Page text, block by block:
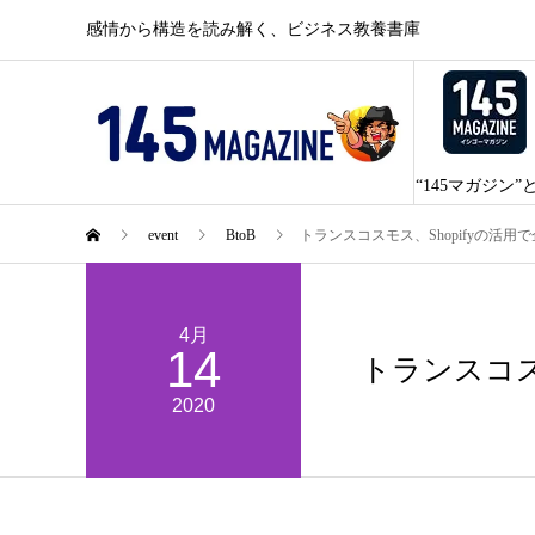
感情から構造を読み解く、ビジネス教養書庫
“145マガジン”
event BtoB トランスコスモス、Shopifyの活用
4月
14
2020
トランスコ